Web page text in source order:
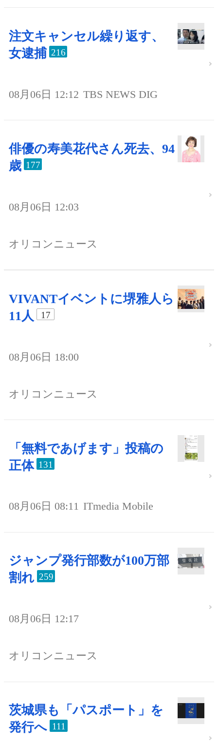
注文キャンセル繰り返す、
女逮捕 216
08月06日 12:12 TBS NEWS DIG
俳優の寿美花代さん死去、94
歳 177
08月06日 12:03
オリコンニュース
VIVANTイベントに堺雅人ら
11人
17
08月06日 18:00
オリコンニュース
「無料であげます」投稿の
正体 131
08月06日 08:11 ITmedia Mobile
ジャンプ発行部数が100万部
割れ 259
08月06日 12:17
オリコンニュース
茨城県も「パスポート」を
発行へ 111